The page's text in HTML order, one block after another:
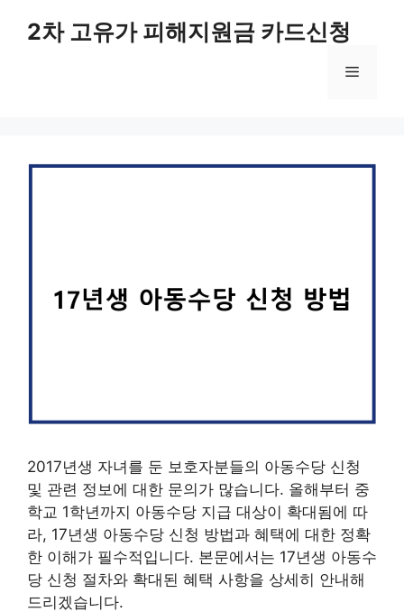
2차 고유가 피해지원금 카드신청
메
2017년생 자녀를 둔 보호자분들의 아동수당 신청
및 관련 정보에 대한 문의가 많습니다. 올해부터 중
학교 1학년까지 아동수당 지급 대상이 확대됨에 따
라, 17년생 아동수당 신청 방법과 혜택에 대한 정확
한 이해가 필수적입니다. 본문에서는 17년생 아동수
당 신청 절차와 확대된 혜택 사항을 상세히 안내해
드리겠습니다.